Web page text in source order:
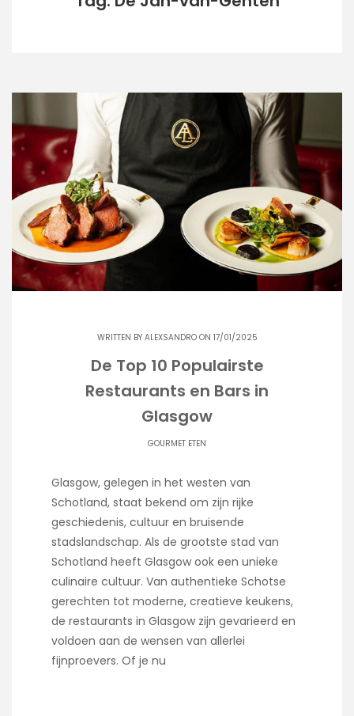
WRITTEN BY ALEXSANDROON 17/01/2025
De Top 10 Populairste
Restaurants en Bars in
Glasgow
GOURMET ETEN
Glasgow, gelegen in het westen van
Schotland, staat bekend om zijn rijke
geschiedenis, cultuur en bruisende
stadslandschap. Als de grootste stad van
Schotland heeft Glasgow ook een unieke
culinaire cultuur. Van authentieke Schotse
gerechten tot moderne, creatieve keukens,
de restaurants in Glasgow zijn gevarieerd en
voldoen aan de wensen van allerlei
fijnproevers. Of je nu